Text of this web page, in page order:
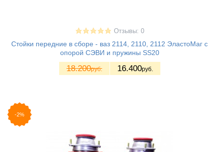
Отзывы: 0
Стойки передние в сборе - ваз 2114, 2110, 2112 ЭластоМаг с
опорой СЭВИ и пружины SS20
18.200руб. 16.400руб.
-2%